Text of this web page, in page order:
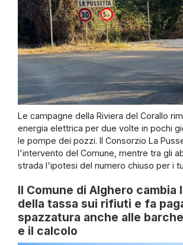
Le campagne della Riviera del Corallo
energia elettrica per due volte in pochi
le pompe dei pozzi. Il Consorzio La
l'intervento del Comune, mentre tra gli
strada l'ipotesi del numero chiuso per i
Il Comune di Alghero cambia
della tassa sui rifiuti e fa
spazzatura anche alle
e il calcolo